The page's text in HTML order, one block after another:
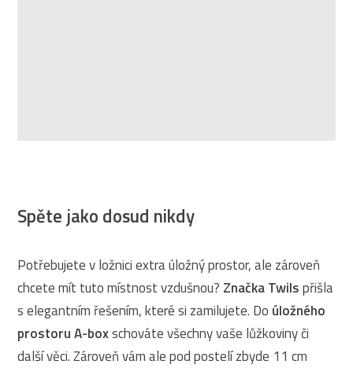
Spěte jako dosud nikdy
Potřebujete v ložnici extra úložný prostor, ale zároveň
chcete mít tuto místnost vzdušnou? Značka Twilspřišla
s elegantním řešením, které si zamilujete. Do úložného
prostoru A-boxschováte všechny vaše lůžkoviny či
další věci. Zároveň vám ale pod postelí zbyde 11 cm